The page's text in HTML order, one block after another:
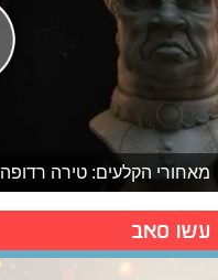
מאחורי הקלעים: טירה רדופה
עשו סאב